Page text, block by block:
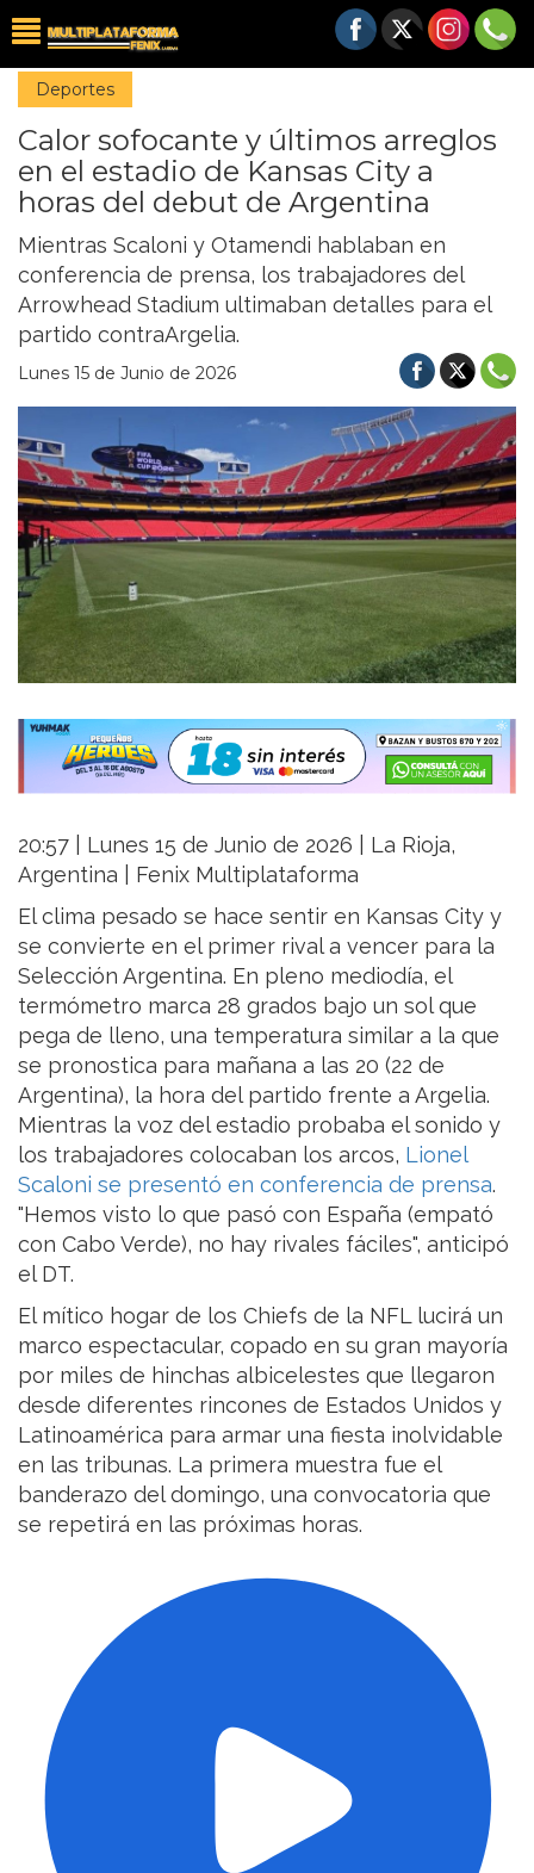
Deportes
​Calor sofocante y últimos arreglos
en el estadio de Kansas City a
horas del debut de Argentina
Mientras Scaloni y Otamendi hablaban en
conferencia de prensa, los trabajadores del
Arrowhead Stadium ultimaban detalles para el
partido contraArgelia.
Lunes 15 de Junio de 2026
20:57 | Lunes 15 de Junio de 2026 | La Rioja,
Argentina | Fenix Multiplataforma
El clima pesado se hace sentir en Kansas City y
se convierte en el primer rival a vencer para la
Selección Argentina. En pleno mediodía, el
termómetro marca 28 grados bajo un sol que
pega de lleno, una temperatura similar a la que
se pronostica para mañana a las 20 (22 de
Argentina), la hora del partido frente a Argelia.
Mientras la voz del estadio probaba el sonido y
los trabajadores colocaban los arcos, Lionel
Scaloni se presentó en conferencia de prensa.
"Hemos visto lo que pasó con España (empató
con Cabo Verde), no hay rivales fáciles", anticipó
el DT.
El mítico hogar de los Chiefs de la NFL lucirá un
marco espectacular, copado en su gran mayoría
por miles de hinchas albicelestes que llegaron
desde diferentes rincones de Estados Unidos y
Latinoamérica para armar una fiesta inolvidable
en las tribunas. La primera muestra fue el
banderazo del domingo, una convocatoria que
se repetirá en las próximas horas.